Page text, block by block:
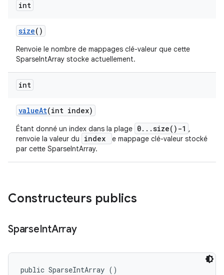
int
size()
Renvoie le nombre de mappages clé-valeur que cette
SparseIntArray stocke actuellement.
int
valueAt(int index)
Étant donné un index dans la plage 0...size()-1 ,
renvoie la valeur du
index
e mappage clé-valeur stocké
par cette SparseIntArray.
Constructeurs publics
SparseIntArray
public SparseIntArray ()